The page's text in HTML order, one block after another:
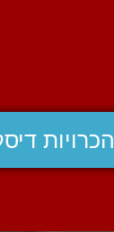
הכרויות